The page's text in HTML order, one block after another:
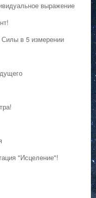
выражение
в 5 измерении
"Исцеление"!